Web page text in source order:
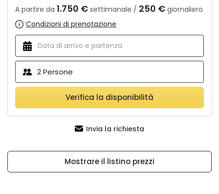
A partire da 1.750 € settimanale / 250 € giornaliero
Condizioni di prenotazione
2Persone
Verifica la disponibilità
Invia la richiesta
Mostrare il listino prezzi